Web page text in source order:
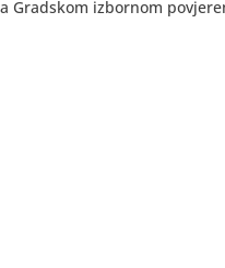
Gradskom izbornom